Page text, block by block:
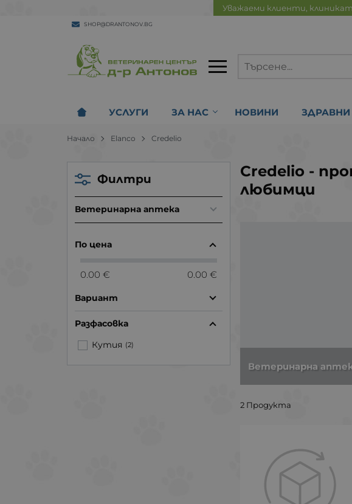
Уважаеми клиенти,
SHOP@DRANTONOV.BG
УСЛУГИ ЗА НАС НОВИНИ ЗДРАВНИ
Начало Elanco Credelio
Credelio -
любимци
Ветеринарна
2 Продукта
Филтри
Ветеринарна аптека
По цена
0.00 € 0.00 €
Вариант
Разфасовка
Кутия (2)